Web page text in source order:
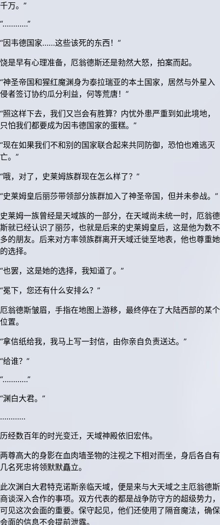
千万。”
“…………”
“因韦德国家……这些该死的东西！”
饶是早有心理准备，厄翁德斯还是勃然大怒，拍案而起。
“神圣帝国和猩红魔渊身为泰拉瑞亚的本土国家，居然与外星入
侵者签订协约瓜分利益，何等荒唐！”
“照这样下去，我们又岂会有胜算？内忧外患严重到如此境地，
只怕我们都要成为因韦德国家的蛋糕。”
“现在如果我们不和别的国家联合起来共同防御，恐怕也难逃灭
亡。”
“哦，对了，史莱姆族群现在怎么样了？”
“史莱姆皇后丽莎带领部分族群加入了神圣帝国，但并未参战。”
史莱姆一族曾经是天域族的一部分，在天域尚未统一时，厄翁德
斯就已经认识了丽莎，也就是后来的史莱姆皇后，这是他为数不
多的朋友。后来对方率领族群离开天域迁徙至地表，他也尊重她
的选择。
“也罢，这是她的选择，我知道了。”
“冕下，您还有什么安排么？”
厄翁德斯皱眉，手指在地图上游移，最终停在了大陆西部的某个
位置。
“拿信纸给我，我马上写一封信，由你亲自负责送达。”
“给谁？”
“…………”
“渊白大君。”
…………
历经数百年的时光变迁，天域神殿依旧宏伟。
两尊高大的身影在血肉墙圣物的注视之下相对而坐，身后各自有
几名死忠将领默默矗立。
此次渊白大君特克诺斯亲临天域，便是来与大天域之主厄翁德斯
商谈深入合作的事项。双方代表的都是战争防守方的超级势力，
可见这次会面的重要。保守起见，他们还使用了隔音魔法，确保
会面的信息不会提前泄露。